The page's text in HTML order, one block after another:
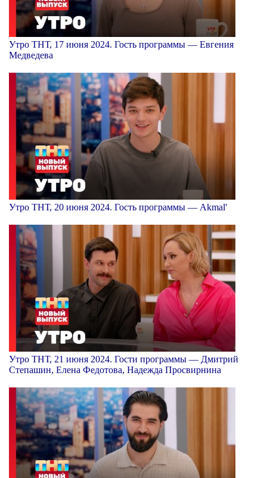
Утро ТНТ, 17 июня 2024. Гость программы — Евгения
Медведева
Утро ТНТ, 20 июня 2024. Гость программы — Akmal'
Утро ТНТ, 21 июня 2024. Гости программы — Дмитрий
Степашин, Елена Федотова, Надежда Просвирнина